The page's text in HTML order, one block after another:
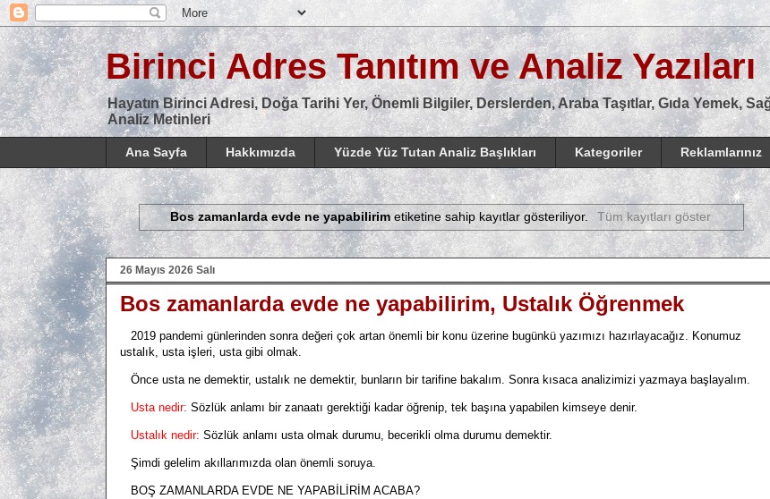
Birinci Adres Tanıtım ve Analiz Yazıları
Hayatın Birinci Adresi, Doğa Tarihi Yer, Önemli Bilgiler, Derslerden, Araba Taşıtlar, Gıda Yemek,
Analiz Metinleri
Ana Sayfa Hakkımızda Yüzde Yüz Tutan Analiz Başlıkları Kategoriler Reklamlarınız
Bos zamanlarda evde ne yapabilirimetiketine sahip kayıtlar gösteriliyor. Tüm kayıtları göster
26 Mayıs 2026 Salı
Bos zamanlarda evde ne yapabilirim, Ustalık Öğrenmek
2019 pandemi günlerinden sonra değeri çok artan önemli bir konu üzerine bugünkü yazımızı hazırlayacağız. Konumuz
ustalık, usta işleri, usta gibi olmak.
Önce usta ne demektir, ustalık ne demektir, bunların bir tarifine bakalım. Sonra kısaca analizimizi yazmaya başlayalım.
Usta nedir: Sözlük anlamı bir zanaatı gerektiği kadar öğrenip, tek başına yapabilen kimseye denir.
Ustalık nedir: Sözlük anlamı usta olmak durumu, becerikli olma durumu demektir.
Şimdi gelelim akıllarımızda olan önemli soruya.
BOŞ ZAMANLARDA EVDE NE YAPABİLİRİM ACABA?